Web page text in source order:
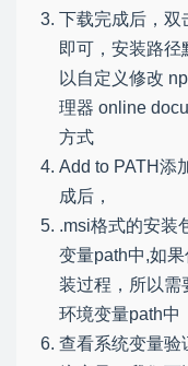
下载完成后，双
即可，安装路
以自定义修改
理器 online
方式
Add to PATH添
成后，
.msi格式的安装
变量path中,如
装过程，所以需
环境变量path中
查看系统变量验